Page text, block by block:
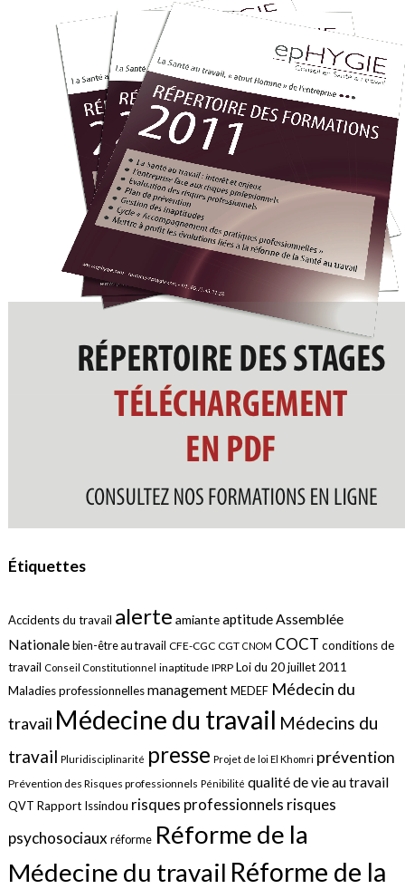
Étiquettes
Accidents du travail alerte amianteaptitude Assemblée
Nationale bien-être au travail CFE-CGC CGT CNOM COCT conditions de
travail Conseil Constitutionnel inaptitude IPRP Loi du 20 juillet 2011
Maladies professionnellesmanagement MEDEF Médecin du
travail Médecine du travail Médecins du
travail Pluridisciplinarité presse Projet de loi El Khomri prévention
Prévention des Risques professionnels Pénibilité qualité de vie au travail
QVT Rapport Issindou risques professionnels risques
psychosociaux réforme Réforme de la
Médecine du travail Réforme de la